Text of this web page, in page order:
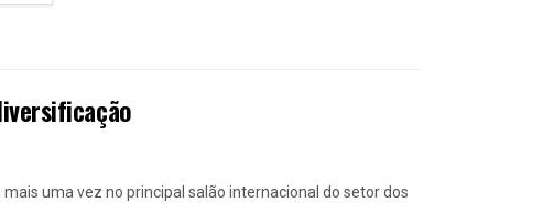
mais uma vez no principal salão internacional do setor dos